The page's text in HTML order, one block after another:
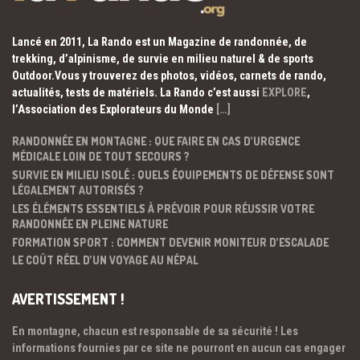
Lancé en 2011, La Rando est un Magazine de randonnée, de
trekking, d’alpinisme, de survie en milieu naturel & de sports
Outdoor.Vous y trouverez des photos, vidéos, carnets de rando,
actualités, tests de matériels. La Rando c’est aussi EXPLORE,
l’Association des Explorateurs du Monde […]
RANDONNÉE EN MONTAGNE : QUE FAIRE EN CAS D’URGENCE
MÉDICALE LOIN DE TOUT SECOURS ?
SURVIE EN MILIEU ISOLÉ : QUELS ÉQUIPEMENTS DE DÉFENSE SONT
LÉGALEMENT AUTORISÉS ?
LES ÉLÉMENTS ESSENTIELS À PRÉVOIR POUR RÉUSSIR VOTRE
RANDONNÉE EN PLEINE NATURE
FORMATION SPORT : COMMENT DEVENIR MONITEUR D’ESCALADE
LE COÛT RÉEL D’UN VOYAGE AU NÉPAL
AVERTISSEMENT !
En montagne, chacun est responsable de sa sécurité ! Les
informations fournies par ce site ne pourront en aucun cas engager